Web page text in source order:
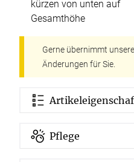
kürzen von unten auf
Gesamthöhe
Gerne übernimmt
Änderungen für Sie.
Pflege